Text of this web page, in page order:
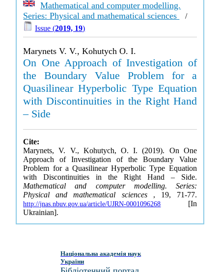
Mathematical and computer modelling.
Series: Physical and mathematical sciences
/
Issue (2019, 19)
Marynets V. V., Kohutych O. I.
On One Approach of Investigation of
the Boundary Value Problem for a
Quasilinear Hyperbolic Type Equation
with Discontinuities in the Right Hand
– Side
Cite:
Marynets, V. V., Kohutych, O. I. (2019). On One
Approach of Investigation of the Boundary Value
Problem for a Quasilinear Hyperbolic Type Equation
with Discontinuities in the Right Hand – Side.
Mathematical and computer modelling. Series:
Physical and mathematical sciences , 19, 71-77.
http://jnas.nbuv.gov.ua/article/UJRN-0001096268 [In
Ukrainian].
Національна академія наук
України